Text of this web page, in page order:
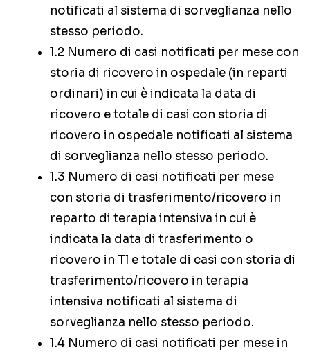
notificati al sistema di sorveglianza nello
stesso periodo.
1.2 Numero di casi notificati per mese con
storia di ricovero in ospedale (in reparti
ordinari) in cui è indicata la data di
ricovero e totale di casi con storia di
ricovero in ospedale notificati al sistema
di sorveglianza nello stesso periodo.
1.3 Numero di casi notificati per mese
con storia di trasferimento/ricovero in
reparto di terapia intensiva in cui è
indicata la data di trasferimento o
ricovero in Tl e totale di casi con storia di
trasferimento/ricovero in terapia
intensiva notificati al sistema di
sorveglianza nello stesso periodo.
1.4 Numero di casi notificati per mese in